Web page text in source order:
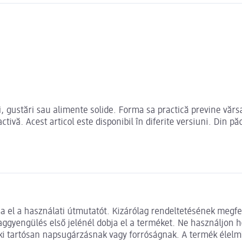
sau alimente solide. Forma sa practică previne
Acest articol este disponibil în diferite versiuni. Din
el a használati útmutatót. Kizárólag rendeltetésének
első jelénél dobja el a terméket. Ne használjon
napsugárzásnak vagy forróságnak. A termék